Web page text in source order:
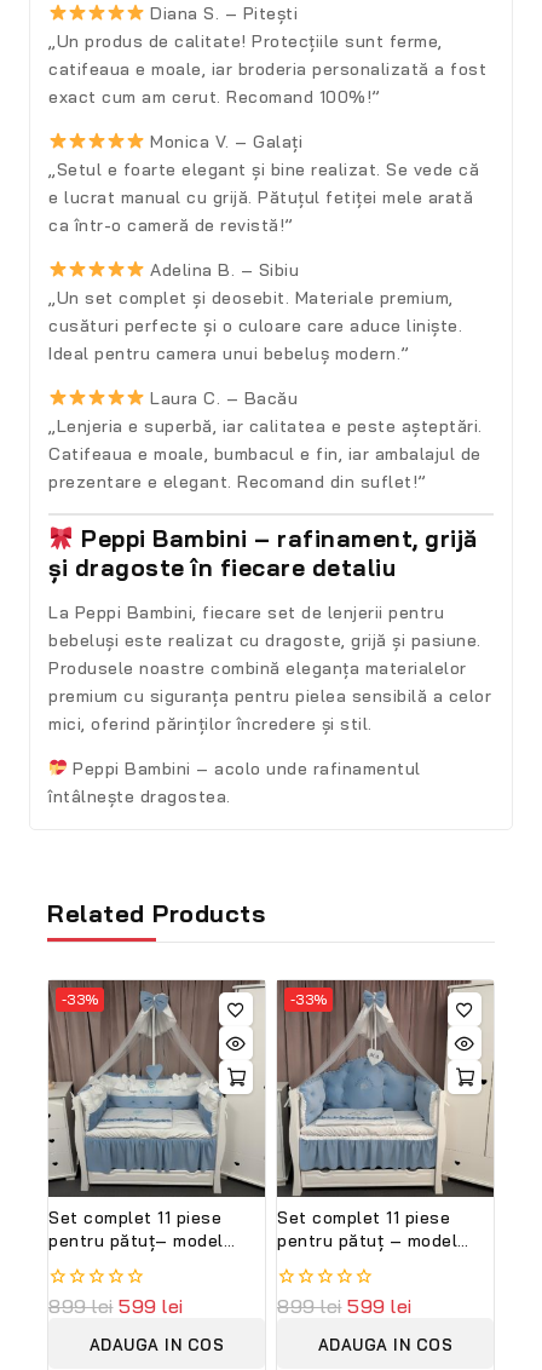
Diana S. – Pitești
„Un produs de calitate! Protecțiile sunt ferme,
catifeaua e moale, iar broderia personalizată a fost
exact cum am cerut. Recomand 100%!”
Monica V. – Galați
„Setul e foarte elegant și bine realizat. Se vede că
e lucrat manual cu grijă. Pătuțul fetiței mele arată
ca într-o cameră de revistă!”
Adelina B. – Sibiu
„Un set complet și deosebit. Materiale premium,
cusături perfecte și o culoare care aduce liniște.
Ideal pentru camera unui bebeluș modern.”
Laura C. – Bacău
„Lenjeria e superbă, iar calitatea e peste așteptări.
Catifeaua e moale, bumbacul e fin, iar ambalajul de
prezentare e elegant. Recomand din suflet!”
Peppi Bambini – rafinament, grijă
și dragoste în fiecare detaliu
La Peppi Bambini, fiecare set de lenjerii pentru
bebeluși este realizat cu dragoste, grijă și pasiune.
Produsele noastre combină eleganța materialelor
premium cu siguranța pentru pielea sensibilă a celor
mici, oferind părinților încredere și stil.
Peppi Bambini – acolo unde rafinamentul
întâlnește dragostea.
Related Products
-33%
Set complet 11 piese
pentru pătuț– model
Royal White Blue din
catifea alb-albastră,
personalizabil – Peppi
0
899lei 599 lei
ADAUGA IN COS
-33%
Set complet 11 piese
pentru pătuț – model
Regal Blue din catifea
albastră, personalizabil
– Peppi Bambini Lux
0
899lei 599 lei
ADAUGA IN COS